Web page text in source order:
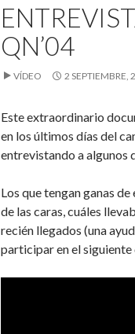
QN’04
VÍDEO 2 SEPTIEMBRE,
Este extraordinario
en los últimos días del
entrevistando a algunos
Los que tengan ganas
de las caras, cuáles
recién llegados (una
participar en el siguiente